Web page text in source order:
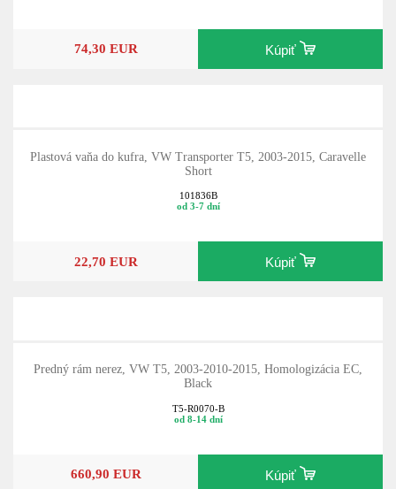
74,30 EUR Kúpiť
Plastová vaňa do kufra, VW Transporter T5, 2003-2015, Caravelle
Short
101836B
od 3-7 dní
22,70 EUR Kúpiť
Predný rám nerez, VW T5, 2003-2010-2015, Homologizácia EC,
Black
T5-R0070-B
od 8-14 dní
660,90 EUR Kúpiť